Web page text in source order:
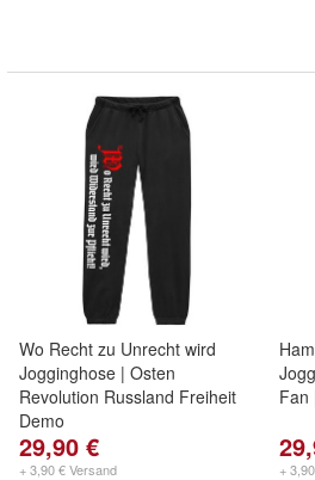
Wo Recht zu Unrecht wird
Jogginghose | Osten
Revolution Russland Freiheit
Demo
29,90 €
+ 3,90 € Versand
Fan
+